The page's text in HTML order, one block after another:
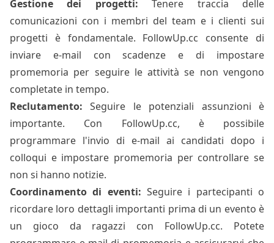
Gestione dei progetti: Tenere traccia delle
comunicazioni con i membri del team e i clienti sui
progetti è fondamentale. FollowUp.cc consente di
inviare e-mail con scadenze e di impostare
promemoria per seguire le attività se non vengono
completate in tempo.
Reclutamento: Seguire le potenziali assunzioni è
importante. Con FollowUp.cc, è possibile
programmare l'invio di e-mail ai candidati dopo i
colloqui e impostare promemoria per controllare se
non si hanno notizie.
Coordinamento di eventi: Seguire i partecipanti o
ricordare loro dettagli importanti prima di un evento è
un gioco da ragazzi con FollowUp.cc. Potete